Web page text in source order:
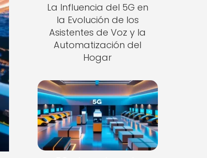
La Influencia del 5G en
la Evolución de los
Asistentes de Voz y la
Automatización del
Hogar